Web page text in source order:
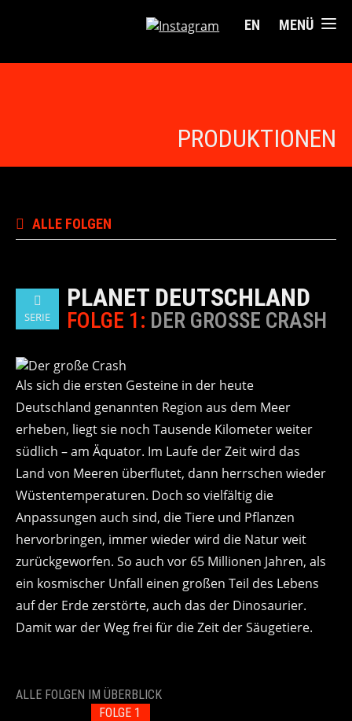
EN MENÜ
PRODUKTIONEN
ALLE FOLGEN
SERIE
PLANET DEUTSCHLAND
FOLGE 1: DER GROSSE CRASH
Als sich die ersten Gesteine in der heute
Deutschland genannten Region aus dem Meer
erheben, liegt sie noch Tausende Kilometer weiter
südlich – am Äquator. Im Laufe der Zeit wird das
Land von Meeren überflutet, dann herrschen wieder
Wüstentemperaturen. Doch so vielfältig die
Anpassungen auch sind, die Tiere und Pflanzen
hervorbringen, immer wieder wird die Natur weit
zurückgeworfen. So auch vor 65 Millionen Jahren, als
ein kosmischer Unfall einen großen Teil des Lebens
auf der Erde zerstörte, auch das der Dinosaurier.
Damit war der Weg frei für die Zeit der Säugetiere.
ALLE FOLGEN IM ÜBERBLICK
FOLGE 1